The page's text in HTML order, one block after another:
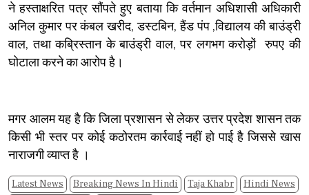
ने हस्ताक्षरित पत्र सौंपते हुए बताया कि वर्तमान अधिशासी अधिकारी
अनिल कुमार पर कंबल खरीद, डस्टबिन, हैंड पंप ,विद्यालय की बाउंड्री
वाल, तथा कब्रिस्तान के बाउंड्री वाल, पर लगभग करोड़ों रुपए की
घोटाला करने का आरोप है।
मगर आलम यह है कि जिला प्रशासन से लेकर उत्तर प्रदेश शासन तक
किसी भी स्तर पर कोई कठोरतम कार्रवाई नहीं हो पाई है जिससे खास
नाराजगी व्याप्त है ।
Latest News Breaking News In Hindi Taja Khabr
Hindi News